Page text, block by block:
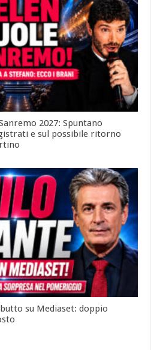
2027: Spuntano
e sul possibile ritorno
su Mediaset: doppio